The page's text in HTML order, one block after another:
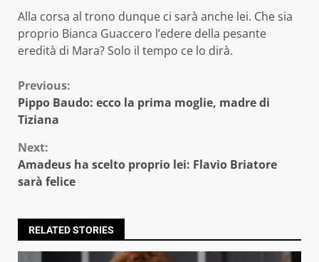
Alla corsa al trono dunque ci sarà anche lei. Che sia
proprio Bianca Guaccero l’edere della pesante
eredità di Mara? Solo il tempo ce lo dirà.
Continue
Reading
Previous:
Pippo Baudo: ecco la prima moglie, madre di
Tiziana
Next:
Amadeus ha scelto proprio lei: Flavio Briatore
sarà felice
RELATED STORIES